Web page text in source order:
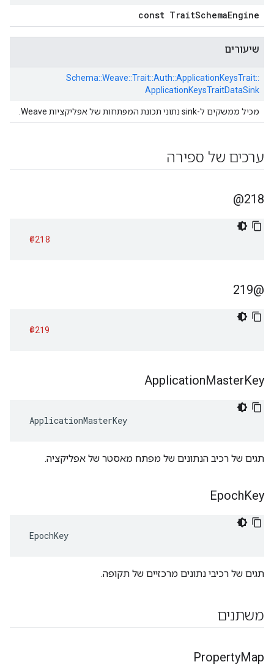
const TraitSchemaEngine
שיעורים
Schema::Weave::Trait::Auth::ApplicationKeysTrait::
ApplicationKeysTraitDataSink
מכיל ממשקים ל-sink נתוני תכונת המפתחות של אפליקציות Weave.
ערכים של ספירה
218@
@218
@219
@219
ApplicationMasterKey
ApplicationMasterKey
תגים של רכיב הנתונים של מפתח מאסטר של אפליקציה.
EpochKey
EpochKey
תגים של רכיבי נתונים מרכזיים של תקופה.
משתנים
PropertyMap